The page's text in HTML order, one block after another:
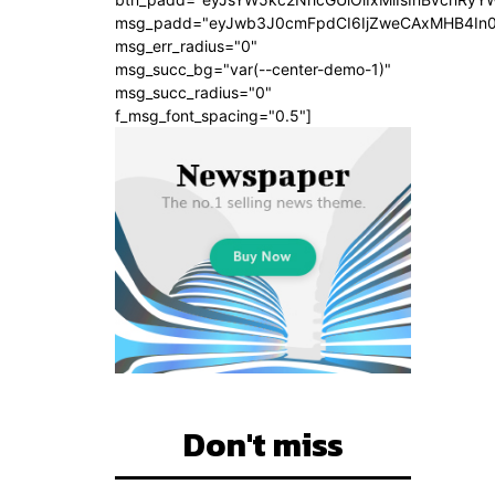
msg_err_radius="0"
msg_succ_bg="var(--center-demo-1)"
msg_succ_radius="0"
f_msg_font_spacing="0.5"]
Don't miss